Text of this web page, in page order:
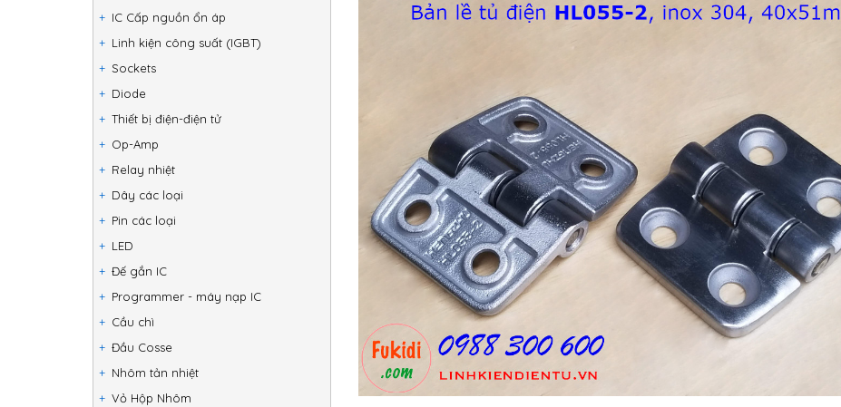
IC Cấp nguồn ổn áp
Linh kiện công suất (IGBT)
Sockets
Diode
Thiết bị điện-điện tử
Op-Amp
Relay nhiệt
Dây các loại
Pin các loại
LED
Đế gắn IC
Programmer - máy nạp IC
Cầu chì
Đầu Cosse
Nhôm tản nhiệt
Vỏ Hộp Nhôm